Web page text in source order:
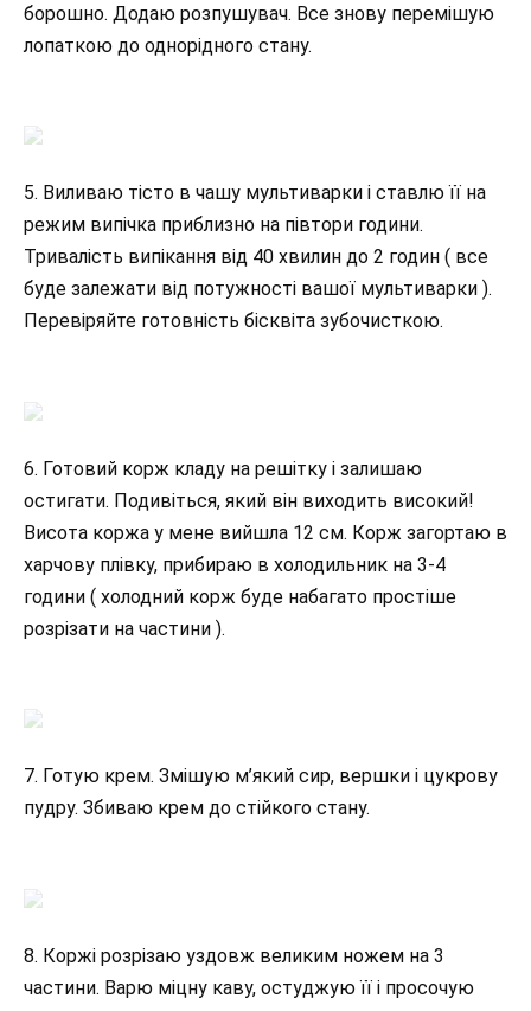
борошно. Додаю розпушувач. Все знову перемішую
лопаткою до однорідного стану.
5. Виливаю тісто в чашу мультиварки і ставлю її на
режим випічка приблизно на півтори години.
Тривалість випікання від 40 хвилин до 2 годин ( все
буде залежати від потужності вашої мультиварки ).
Перевіряйте готовність бісквіта зубочисткою.
6. Готовий корж кладу на решітку і залишаю
остигати. Подивіться, який він виходить високий!
Висота коржа у мене вийшла 12 см. Корж загортаю в
харчову плівку, прибираю в холодильник на 3-4
години ( холодний корж буде набагато простіше
розрізати на частини ).
7. Готую крем. Змішую м’який сир, вершки і цукрову
пудру. Збиваю крем до стійкого стану.
8. Коржі розрізаю уздовж великим ножем на 3
частини. Варю міцну каву, остуджую її і просочую